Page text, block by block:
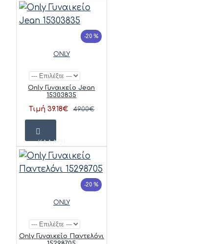
-20 %
ONLY
Only Γυναικείο Jean
15303835
Τιμή 39.18€ 49.00€
ΚΑΛΆΘΙ
-20 %
ONLY
Only Γυναικείο Παντελόνι